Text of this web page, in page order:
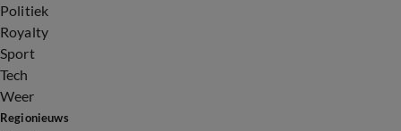
Politiek
Royalty
Sport
Tech
Weer
Regionieuws